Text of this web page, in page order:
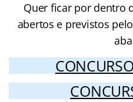
Quer ficar por dentro
abertos e previstos